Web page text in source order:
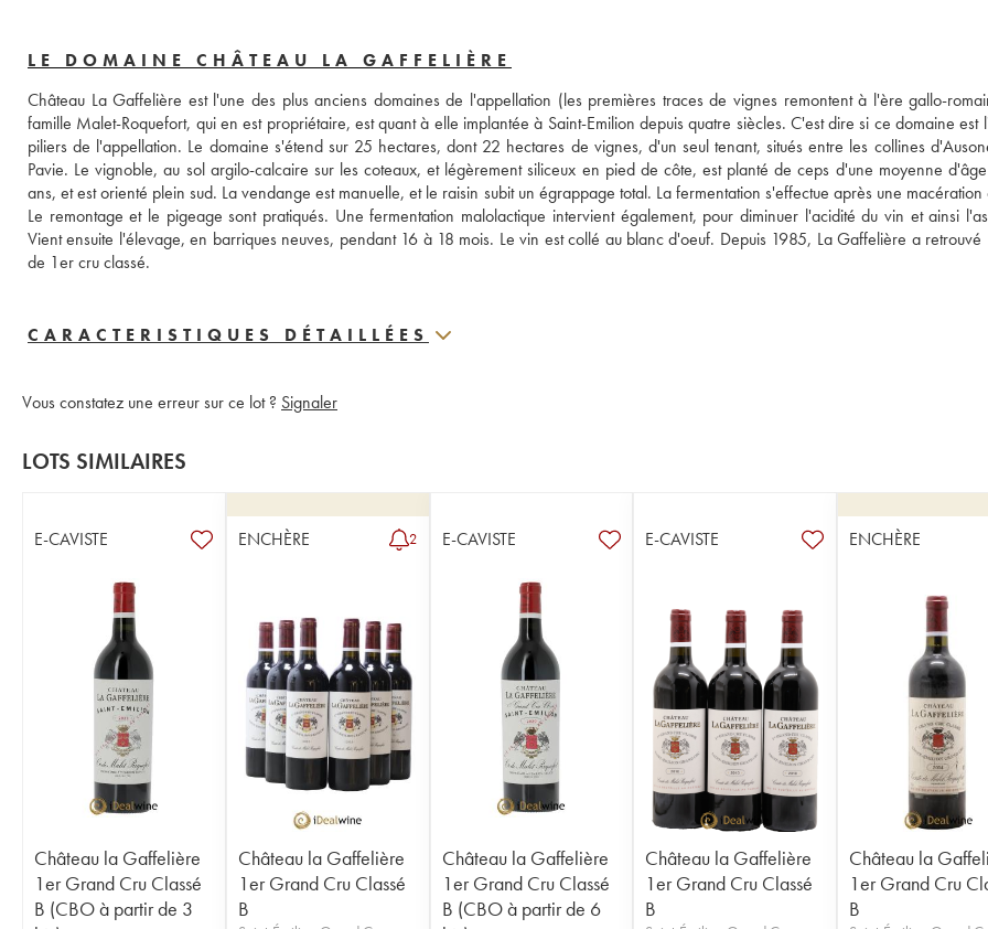
LE DOMAINE CHÂTEAU LA GAFFELIÈRE
Château La Gaffelière est l'une des plus anciens domaines de l'appellation (les premières traces de vignes remontent à l'ère gallo-
famille Malet-Roquefort, qui en est propriétaire, est quant à elle implantée à Saint-Emilion depuis quatre siècles. C'est dire si ce domaine est
piliers de l'appellation. Le domaine s'étend sur 25 hectares, dont 22 hectares de vignes, d'un seul tenant, situés entre les collines
Pavie. Le vignoble, au sol argilo-calcaire sur les coteaux, et légèrement siliceux en pied de côte, est planté de ceps d'une moyenne
ans, et est orienté plein sud. La vendange est manuelle, et le raisin subit un égrappage total. La fermentation s'effectue après une
Le remontage et le pigeage sont pratiqués. Une fermentation malolactique intervient également, pour diminuer l'acidité du vin et ainsi
Vient ensuite l'élevage, en barriques neuves, pendant 16 à 18 mois. Le vin est collé au blanc d'oeuf. Depuis 1985, La Gaffelière a
de 1er cru classé.
CARACTERISTIQUES DÉTAILLÉES
Vous constatez une erreur sur ce lot ? Signaler
LOTS SIMILAIRES
E-CAVISTE
Château la Gaffelière
1er Grand Cru Classé
B (CBO à partir de 3
ENCHÈRE 2
Château la Gaffelière
1er Grand Cru Classé
B
E-CAVISTE
Château la Gaffelière
1er Grand Cru Classé
B (CBO à partir de 6
E-CAVISTE
Château la Gaffelière
1er Grand Cru Classé
B
ENCHÈRE
Château la
1er Grand Cru
B